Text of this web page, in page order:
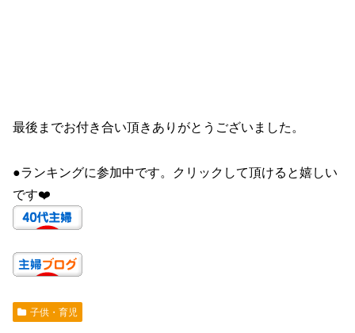
最後までお付き合い頂きありがとうございました。
●ランキングに参加中です。クリックして頂けると嬉しい
です❤️
子供・育児